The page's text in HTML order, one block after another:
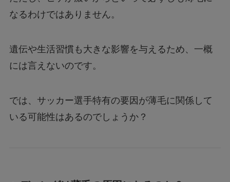
なるわけではありません。
遺伝や生活習慣も大きな影響を与えるため、一概
には言えないのです。
では、サッカー選手特有の要因が薄毛に関係して
いる可能性はあるのでしょうか？